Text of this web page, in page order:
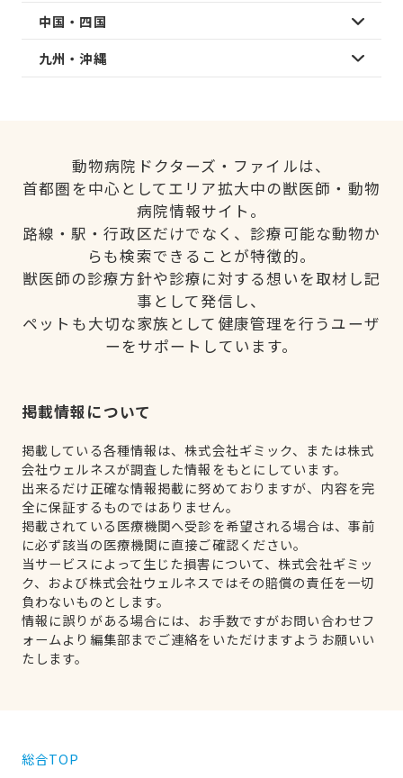
中国・四国
九州・沖縄
動物病院ドクターズ・ファイルは、
首都圏を中心としてエリア拡大中の獣医師・動物
病院情報サイト。
路線・駅・行政区だけでなく、診療可能な動物か
らも検索できることが特徴的。
獣医師の診療方針や診療に対する想いを取材し記
事として発信し、
ペットも大切な家族として健康管理を行うユーザ
ーをサポートしています。
掲載情報について
掲載している各種情報は、株式会社ギミック、または株式
会社ウェルネスが調査した情報をもとにしています。
出来るだけ正確な情報掲載に努めておりますが、内容を完
全に保証するものではありません。
掲載されている医療機関へ受診を希望される場合は、事前
に必ず該当の医療機関に直接ご確認ください。
当サービスによって生じた損害について、株式会社ギミッ
ク、および株式会社ウェルネスではその賠償の責任を一切
負わないものとします。
情報に誤りがある場合には、お手数ですがお問い合わせフ
ォームより編集部までご連絡をいただけますようお願いい
たします。
総合TOP